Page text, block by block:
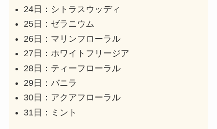
24日：シトラスウッディ
25日：ゼラニウム
26日：マリンフローラル
27日：ホワイトフリージア
28日：ティーフローラル
29日：バニラ
30日：アクアフローラル
31日：ミント